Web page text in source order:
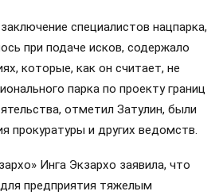
специалистов нацпарка,
при подаче исков, содержало
которые, как он считает, не
парка по проекту границ
отметил Затулин, были
прокуратуры и других ведомств.
Инга Экзархо заявила, что
предприятия тяжелым